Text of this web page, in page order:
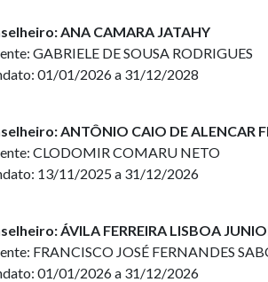
ANA CAMARA JATAHY
GABRIELE DE SOUSA RODRIGUES
01/01/2026 a 31/12/2028
ANTÔNIO CAIO DE ALENCAR
CLODOMIR COMARU NETO
13/11/2025 a 31/12/2026
ÁVILA FERREIRA LISBOA
FRANCISCO JOSÉ FERNANDES
01/01/2026 a 31/12/2026